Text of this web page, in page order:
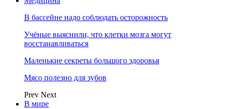
В бассейне надо соблюдать осторожность
Учёные выяснили, что клетки мозга могут
восстанавливаться
Маленькие секреты большого здоровья
Мясо полезно для зубов
Prev Next
В мире